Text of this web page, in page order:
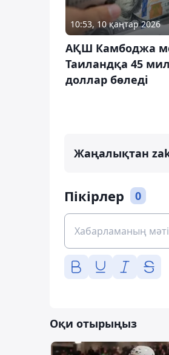
10:53, 10 қаңтар 2026
АҚШ Камбоджа
Таиландқа 45
доллар бөледі
Жаңалықтан
Пікірлер 0
Оқи отырыңыз